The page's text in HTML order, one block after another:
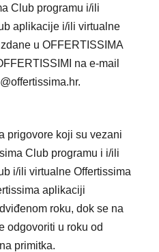
Club programu i/ili
aplikacije i/ili virtualne
u OFFERTISSIMA
na e-mail
prigovore koji su vezani
Club programu i i/ili
i/ili virtualne Offertissima
aplikaciji
roku, dok se na
odgovoriti u roku od
primitka.